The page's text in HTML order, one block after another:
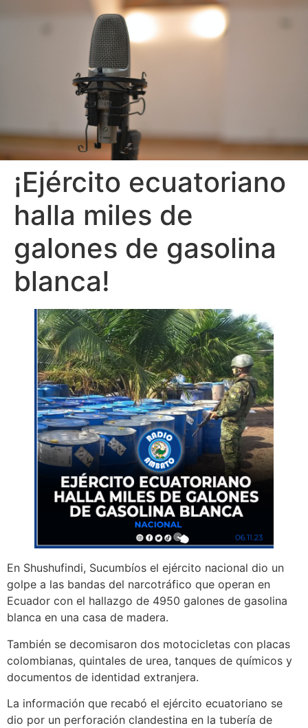
¡Ejército ecuatoriano
halla miles de
galones de gasolina
blanca!
En Shushufindi, Sucumbíos el ejército nacional dio un
golpe a las bandas del narcotráfico que operan en
Ecuador con el hallazgo de 4950 galones de gasolina
blanca en una casa de madera.
También se decomisaron dos motocicletas con placas
colombianas, quintales de urea, tanques de químicos y
documentos de identidad extranjera.
La información que recabó el ejército ecuatoriano se
dio por un perforación clandestina en la tubería de